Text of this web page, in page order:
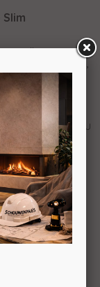
alle aspecten
bedienen,
kunt u
of
Aan
kunt u
met drie
in vijf
en
Ambilight-
en vier
een gloeiend,
andere tinten
dit gemakkelijk